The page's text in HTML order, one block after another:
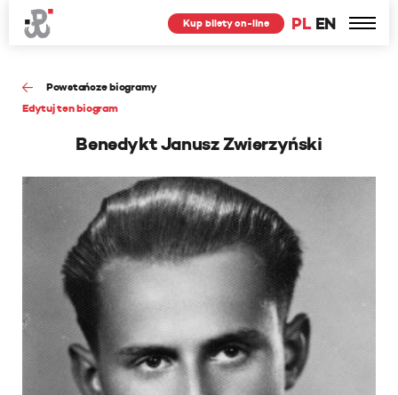
PL EN
Kup bilety on-line
Powstańcze biogramy
Edytuj ten biogram
Benedykt Janusz Zwierzyński